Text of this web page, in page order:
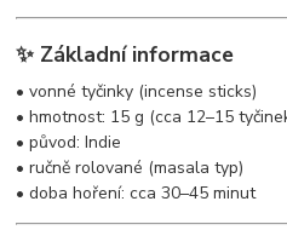
✨ Základní informace
• vonné tyčinky (incense sticks)
• hmotnost: 15 g (cca 12–15
• původ: Indie
• ručně rolované (masala typ)
• doba hoření: cca 30–45 minut